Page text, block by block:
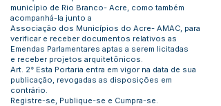
município de Rio Branco- Acre, como também
acompanhá-la junto a
Associação dos Municípios do Acre- AMAC, para
verificar e receber documentos relativos as
Emendas Parlamentares aptas a serem licitadas
e receber projetos arquitetônicos.
Art. 2° Esta Portaria entra em vigor na data de sua
publicação, revogadas as disposições em
contrário.
Registre-se, Publique-se e Cumpra-se.